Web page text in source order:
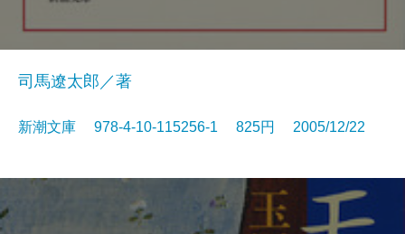
司馬遼太郎／著
新潮文庫 978-4-10-115256-1 825円 2005/12/22